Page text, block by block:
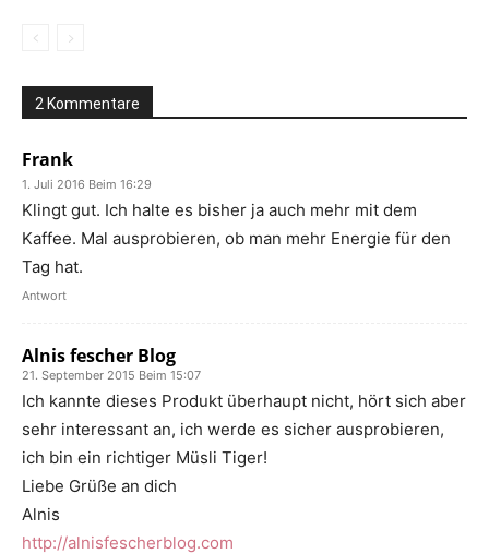
2 Kommentare
Frank
1. Juli 2016 Beim 16:29
Klingt gut. Ich halte es bisher ja auch mehr mit dem
Kaffee. Mal ausprobieren, ob man mehr Energie für den
Tag hat.
Antwort
Alnis fescher Blog
21. September 2015 Beim 15:07
Ich kannte dieses Produkt überhaupt nicht, hört sich aber
sehr interessant an, ich werde es sicher ausprobieren,
ich bin ein richtiger Müsli Tiger!
Liebe Grüße an dich
Alnis
http://alnisfescherblog.com